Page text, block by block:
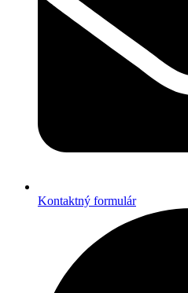
Kontaktný formulár